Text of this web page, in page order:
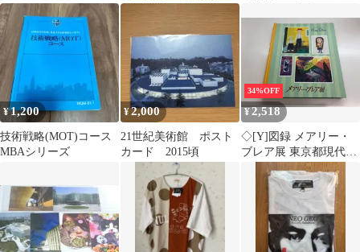
ルフポートレイト 東
¥1,200
技術戦略(MOT)コース
MBAシリーズ
¥2,000
21世紀美術館 ポスト
カード 2015頃
34%OFF
¥2,518
◇[Y]図録 メアリー・
ブレア展 東京都現代美